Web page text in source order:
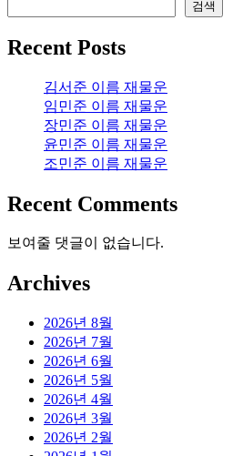
검색
Recent Posts
김서준 이름 재물운
임민준 이름 재물운
장민준 이름 재물운
윤민준 이름 재물운
조민준 이름 재물운
Recent Comments
보여줄 댓글이 없습니다.
Archives
2026년 8월
2026년 7월
2026년 6월
2026년 5월
2026년 4월
2026년 3월
2026년 2월